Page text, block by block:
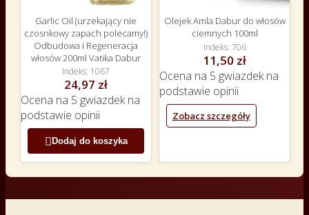
Garlic Oil (urzekający nie
czosnkowy zapach polecamy!)
Odbudowa i Regeneracja
włosów 200ml Vatika Dabur
Indeks 1067
24,97 zł
Ocena na 5 gwiazdek na
podstawie opinii
 Dodaj do koszyka
Olejek Amla Dabur do włosów
ciemnych 100ml
Indeks 706
11,50 zł
Ocena na 5 gwiazdek na
podstawie opinii
Zobacz szczegóły